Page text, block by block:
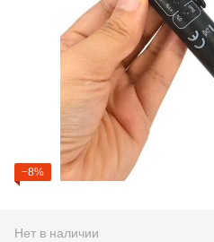
−8%
Нет в наличии